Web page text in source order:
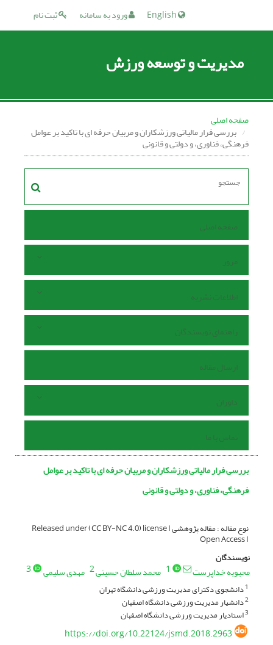
ثبت نام ورود به سامانه
مدیریت و توسعه ورزش
صفحه اصلی
بررسی فرار مالیاتی ورزشکاران و مربیان حرفه ای با تاکید بر عوامل
فرهنگی، فناوری، و دولتی و قانونی
صفحه اصلی
مرور
اطلاعات نشریه
راهنمای نویسندگان
ارسال مقاله
داوران
تماس با ما
بررسی فرار مالیاتی ورزشکاران و مربیان حرفه ای با تاکید بر عوامل
فرهنگی، فناوری، و دولتی و قانونی
نوع مقاله : مقاله پژوهشی Released under (CC BY-NC 4.0) license I
Open Access I
نویسندگان
محبوبه خداپرست 1 محمد سلطان حسینی2 مهدی سلیمی 3
1دانشجوی دکترای مدیریت ورزشی دانشگاه تهران
2دانشیار مدیریت ورزشی دانشگاه اصفهان
3استادیار مدیریت ورزشی دانشگاه اصفهان
https://doi.org/10.22124/jsmd.2018.2963